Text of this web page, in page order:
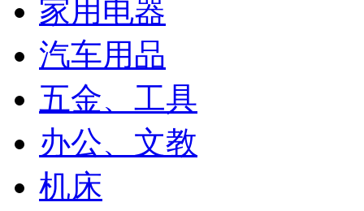
家用电器
汽车用品
五金、工具
办公、文教
机床